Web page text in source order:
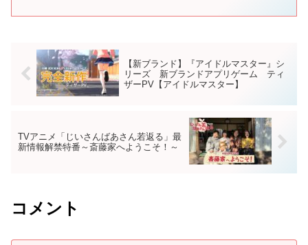
【新ブランド】『アイドルマスター』シ
リーズ 新ブランドアプリゲーム ティ
ザーPV【アイドルマスター】
TVアニメ「じいさんばあさん若返る」最
新情報解禁特番～斎藤家へようこそ！～
コメント